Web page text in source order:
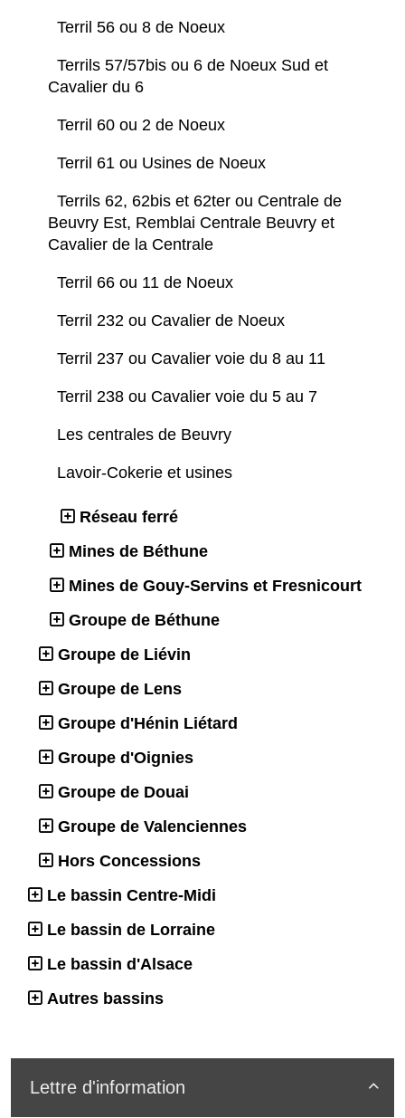
Terril 56 ou 8 de Noeux
Terrils 57/57bis ou 6 de Noeux Sud et
Cavalier du 6
Terril 60 ou 2 de Noeux
Terril 61 ou Usines de Noeux
Terrils 62, 62bis et 62ter ou Centrale de
Beuvry Est, Remblai Centrale Beuvry et
Cavalier de la Centrale
Terril 66 ou 11 de Noeux
Terril 232 ou Cavalier de Noeux
Terril 237 ou Cavalier voie du 8 au 11
Terril 238 ou Cavalier voie du 5 au 7
Les centrales de Beuvry
Lavoir-Cokerie et usines
Réseau ferré
Mines de Béthune
Mines de Gouy-Servins et Fresnicourt
Groupe de Béthune
Groupe de Liévin
Groupe de Lens
Groupe d'Hénin Liétard
Groupe d'Oignies
Groupe de Douai
Groupe de Valenciennes
Hors Concessions
Le bassin Centre-Midi
Le bassin de Lorraine
Le bassin d'Alsace
Autres bassins

Lettre d'information